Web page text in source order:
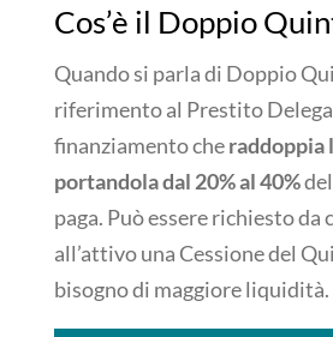
Cos’è il Doppio
Quando si parla di Doppio
riferimento al Prestito
finanziamento cheraddoppia
portandola dal 20% al 40%
paga. Può essere richiesto da
all’attivo una Cessione del
bisogno di maggiore liquidità.